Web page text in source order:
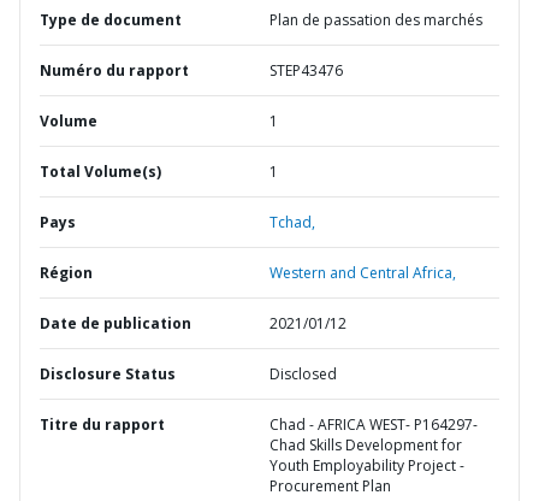
Type de document Plan de passation des marchés
Numéro du rapport STEP43476
Volume 1
Total Volume(s) 1
Pays Tchad,
Région Western and Central Africa,
Date de publication 2021/01/12
Disclosure Status Disclosed
Titre du rapport
Chad - AFRICA WEST- P164297-
Chad Skills Development for
Youth Employability Project -
Procurement Plan